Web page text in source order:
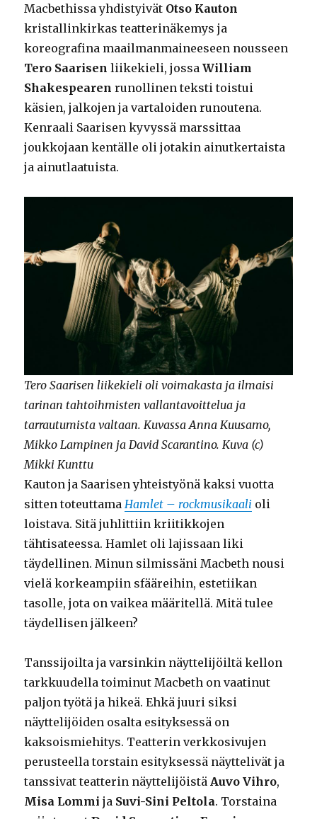
Macbethissa yhdistyivät Otso Kauton
kristallinkirkas teatterinäkemys ja
koreografina maailmanmaineeseen nousseen
Tero Saarisen liikekieli, jossaWilliam
Shakespearen runollinen teksti toistui
käsien, jalkojen ja vartaloiden runoutena.
Kenraali Saarisen kyvyssä marssittaa
joukkojaan kentälle oli jotakin ainutkertaista
ja ainutlaatuista.
Tero Saarisen liikekieli oli voimakasta ja ilmaisi
tarinan tahtoihmisten vallantavoittelua ja
tarrautumista valtaan. Kuvassa Anna Kuusamo,
Mikko Lampinen ja David Scarantino. Kuva (c)
Mikki Kunttu
Kauton ja Saarisen yhteistyönä kaksi vuotta
sitten toteuttamaHamlet – rockmusikaali oli
loistava. Sitä juhlittiin kriitikkojen
tähtisateessa. Hamlet oli lajissaan liki
täydellinen. Minun silmissäni Macbeth nousi
vielä korkeampiin sfääreihin, estetiikan
tasolle, jota on vaikea määritellä. Mitä tulee
täydellisen jälkeen?
Tanssijoilta ja varsinkin näyttelijöiltä kellon
tarkkuudella toiminut Macbeth on vaatinut
paljon työtä ja hikeä. Ehkä juuri siksi
näyttelijöiden osalta esityksessä on
kaksoismiehitys. Teatterin verkkosivujen
perusteella torstain esityksessä näyttelivät ja
tanssivat teatterin näyttelijöistäAuvo Vihro,
Misa Lommi ja Suvi-Sini Peltola. Torstaina